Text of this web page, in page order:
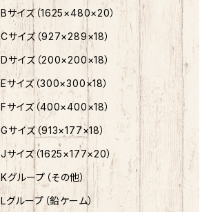
Bサイズ（1625×480×20）
Cサイズ（927×289×18）
Dサイズ（200×200×18）
Eサイズ（300×300×18）
Fサイズ（400×400×18）
Gサイズ（913×177×18）
Jサイズ（1625×177×20）
Kグループ（その他）
Lグループ（鉛ケーム）